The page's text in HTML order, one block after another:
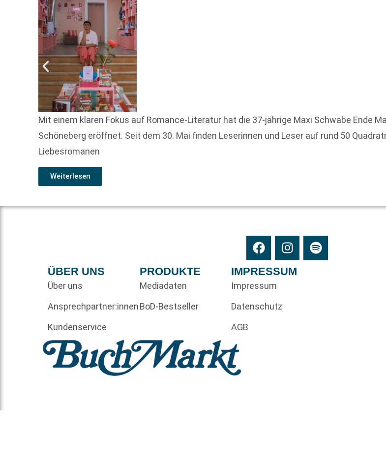
Mit einem klaren Fokus auf Romance-Literatur hat die 37-jährige Maxi Schwabe Ende
Schöneberg eröffnet. Seit dem 30. Mai finden Leserinnen und Leser auf rund 50
Liebesromanen
Weiterlesen
ÜBER UNS
Über uns
Ansprechpartner:innen
Kundenservice
PRODUKTE
Mediadaten
BoD-Bestseller
IMPRESSUM
Impressum
Datenschutz
AGB